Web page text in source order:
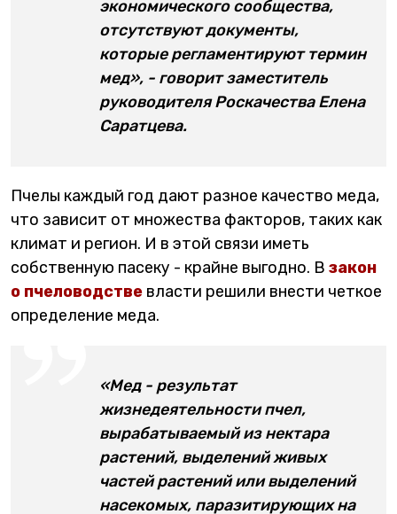
экономического сообщества,
отсутствуют документы,
которые регламентируют термин
мед», - говорит заместитель
руководителя Роскачества Елена
Саратцева.
Пчелы каждый год дают разное качество меда,
что зависит от множества факторов, таких как
климат и регион. И в этой связи иметь
собственную пасеку - крайне выгодно. В закон
о пчеловодстве власти решили внести четкое
определение меда.
«Мед - результат
жизнедеятельности пчел,
вырабатываемый из нектара
растений, выделений живых
частей растений или выделений
насекомых, паразитирующих на